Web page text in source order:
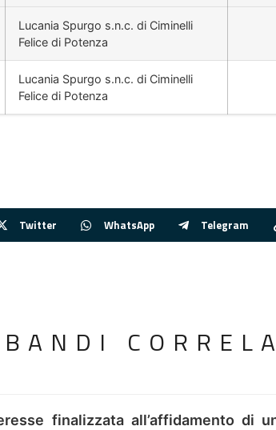
Lucania Spurgo s.n.c. di Ciminelli
Felice di Potenza
Lucania Spurgo s.n.c. di Ciminelli
Felice di Potenza
Twitter WhatsApp Telegram
finalizzata all’affidamento di